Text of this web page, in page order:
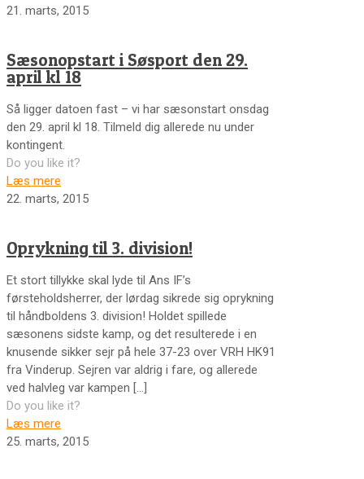
21. marts, 2015
Sæsonopstart i Søsport den 29.
april kl 18
Så ligger datoen fast – vi har sæsonstart onsdag
den 29. april kl 18. Tilmeld dig allerede nu under
kontingent.
Do you like it?
Læs mere
22. marts, 2015
Oprykning til 3. division!
Et stort tillykke skal lyde til Ans IF’s
førsteholdsherrer, der lørdag sikrede sig oprykning
til håndboldens 3. division! Holdet spillede
sæsonens sidste kamp, og det resulterede i en
knusende sikker sejr på hele 37-23 over VRH HK91
fra Vinderup. Sejren var aldrig i fare, og allerede
ved halvleg var kampen […]
Do you like it?
Læs mere
25. marts, 2015